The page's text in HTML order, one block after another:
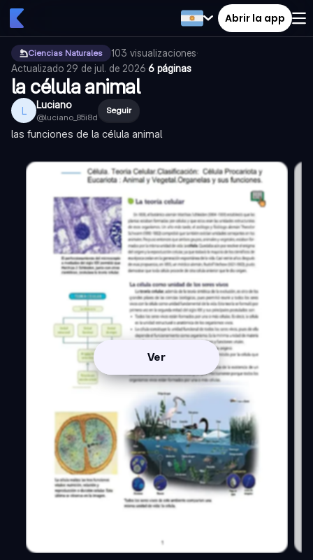
Abrir la app
Ciencias Naturales 103 visualizaciones·
Actualizado 29 de jul. de 2026·6 páginas
la célula animal
L Luciano
@luciano_85i8d
Seguir
las funciones de la célula animal
Ver